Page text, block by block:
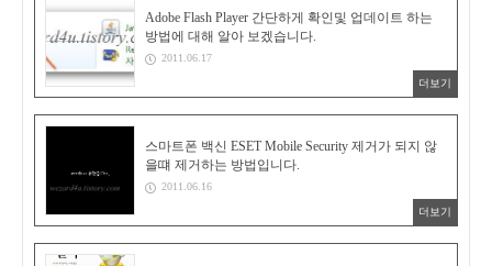
Adobe Flash Player 간단하게 확인및 업데이트 하는
방법에 대해 알아 보겠습니다.
2011.06.17
더보기
스마트폰 백신 ESET Mobile Security 제거가 되지 않
을떄 제거하는 방법입니다.
2011.06.16
더보기